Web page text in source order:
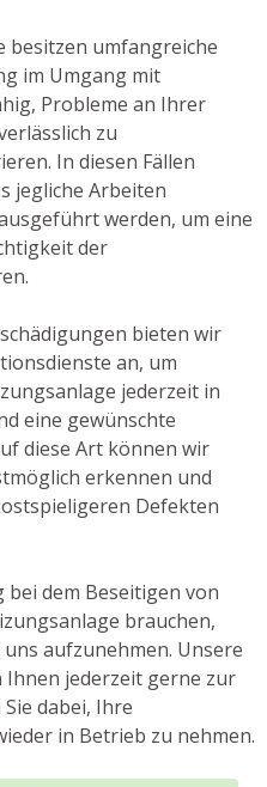
besitzen umfangreiche
im Umgang mit
Probleme an Ihrer
zu
In diesen Fällen
jegliche Arbeiten
werden, um eine
der
bieten wir
an, um
jederzeit in
eine gewünschte
diese Art können wir
erkennen und
Defekten
dem Beseitigen von
brauchen,
aufzunehmen. Unsere
jederzeit gerne zur
dabei, Ihre
in Betrieb zu nehmen.